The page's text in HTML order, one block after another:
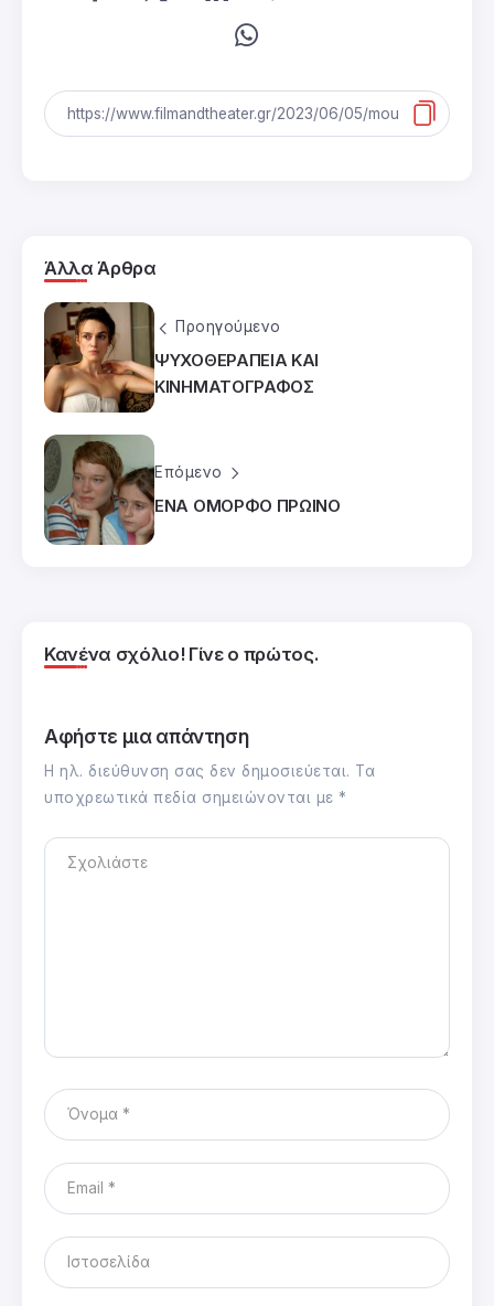
Άλλα Άρθρα
Προηγούμενο
ΨΥΧΟΘΕΡΑΠΕΙΑ ΚΑΙ
ΚΙΝΗΜΑΤΟΓΡΑΦΟΣ
Επόμενο
ΕΝΑ ΟΜΟΡΦΟ ΠΡΩΙΝΟ
Κανένα σχόλιο! Γίνε ο πρώτος.
Αφήστε μια απάντηση
Η ηλ. διεύθυνση σας δεν δημοσιεύεται. Τα
υποχρεωτικά πεδία σημειώνονται με *